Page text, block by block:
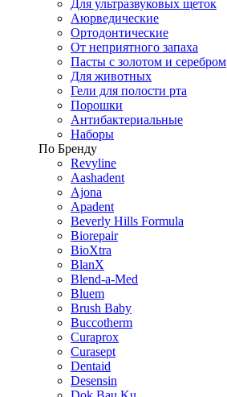
Для ультразвуковых щеток
Аюрведические
Ортодонтические
От неприятного запаха
Пасты с золотом и серебром
Для животных
Гели для полости рта
Порошки
Антибактериальные
Наборы
По Бренду
Revyline
Aashadent
Ajona
Apadent
Beverly Hills Formula
Biorepair
BioXtra
BlanX
Blend-a-Med
Bluem
Brush Baby
Buccotherm
Curaprox
Curasept
Dentaid
Desensin